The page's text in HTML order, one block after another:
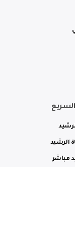
الرشيد
مباشر